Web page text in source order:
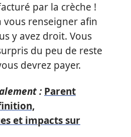
par la crèche !
vous renseigner afin
y avez droit. Vous
du peu de reste
devrez payer.
: Parent
et impacts sur